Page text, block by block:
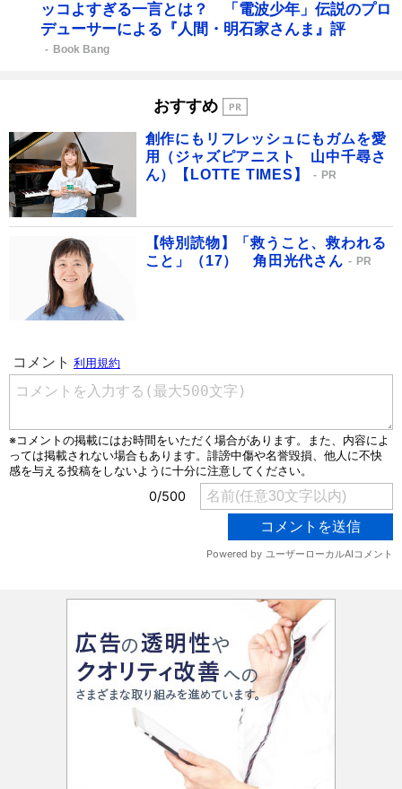
ッコよすぎる一言とは？ 「電波少年」伝説のプロ
デューサーによる『人間・明石家さんま』評
Book Bang
おすすめ
創作にもリフレッシュにもガムを愛
用（ジャズピアニスト 山中千尋さ
ん）【LOTTE TIMES】
PR
【特別読物】「救うこと、救われる
こと」（17） 角田光代さん
PR